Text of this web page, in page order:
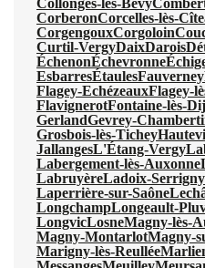
Collonges-lès-Bévy
CorberonCorcelles-lès-
CorgengouxCorgoloin
Curtil-VergyDaixDarois
ÉchenonÉchevronne
EsbarresÉtaulesFauverney
Flagey-EchézeauxFlagey-
FlavignerotFontaine-lès-
GerlandGevrey-
Grosbois-lès-Tichey
JallangesL'Étang-Vergy
Labergement-lès-Auxonne
LabruyèreLadoix-Serrigny
Laperrière-sur-Saône
LongchampLongeault-
LongvicLosneMagny-lès-
Magny-MontarlotMagny-
Marigny-lès-Reullée